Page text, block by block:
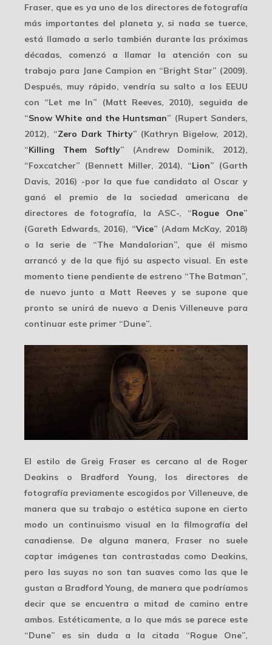
Fraser, que es ya uno de los directores de fotografía
más importantes del planeta y, si nada se tuerce,
está llamado a serlo también durante las próximas
décadas, comenzó a llamar la atención con su
trabajo para Jane Campion en “Bright Star” (2009).
Después, muy rápido, vendría su salto a los EEUU
con “Let me In” (Matt Reeves, 2010), seguida de
“Snow White and the Huntsman” (Rupert Sanders,
2012), “Zero Dark Thirty” (Kathryn Bigelow, 2012),
“Killing Them Softly” (Andrew Dominik, 2012),
“Foxcatcher” (Bennett Miller, 2014), “Lion” (Garth
Davis, 2016) -por la que fue candidato al Oscar y
ganó el premio de la sociedad americana de
directores de fotografía, la ASC-, “Rogue One”
(Gareth Edwards, 2016), “Vice” (Adam McKay, 2018)
o la serie de “The Mandalorian”, que él mismo
arrancó y de la que fijó su aspecto visual. En este
momento tiene pendiente de estreno “The Batman”,
de nuevo junto a Matt Reevesy se supone que
pronto se unirá de nuevo a Denis Villeneuve para
continuar este primer “Dune”.
El estilo de Greig Fraser es cercano al de Roger
Deakins o Bradford Young, los directores de
fotografía previamente escogidos por Villeneuve, de
manera que su trabajo o estética supone en cierto
modo un continuismo visual en la filmografía del
canadiense. De alguna manera, Fraser no suele
captar imágenes tan contrastadas como Deakins,
pero las suyas no son tan suaves como las que le
gustan a Bradford Young, de manera que podríamos
decir que se encuentra a mitad de camino entre
ambos. Estéticamente, a lo que más se parece este
“Dune” es sin duda a la citada “Rogue One”,